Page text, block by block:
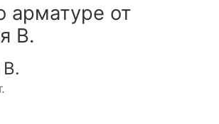
арматуре от
В.
В.